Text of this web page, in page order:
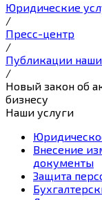
Юридические
/
Пресс-центр
/
Публикации
/
Новый закон об
бизнесу
Наши услуги
Внесение
документы
Защита